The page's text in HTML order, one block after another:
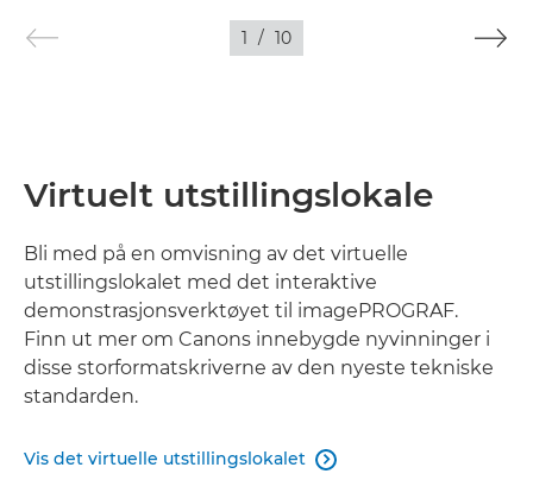
1 / 10
Virtuelt utstillingslokale
Bli med på en omvisning av det virtuelle
utstillingslokalet med det interaktive
demonstrasjonsverktøyet til imagePROGRAF.
Finn ut mer om Canons innebygde nyvinninger i
disse storformatskriverne av den nyeste tekniske
standarden.
Vis det virtuelle utstillingslokalet 